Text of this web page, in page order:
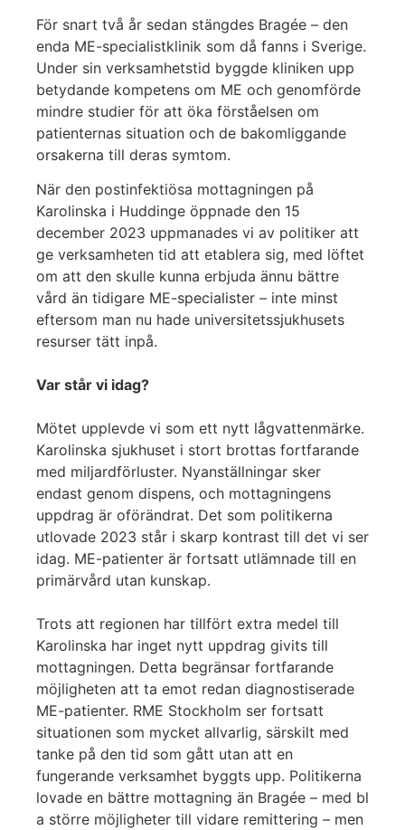
För snart två år sedan stängdes Bragée – den
enda ME-specialistklinik som då fanns i Sverige.
Under sin verksamhetstid byggde kliniken upp
betydande kompetens om ME och genomförde
mindre studier för att öka förståelsen om
patienternas situation och de bakomliggande
orsakerna till deras symtom.
När den postinfektiösa mottagningen på
Karolinska i Huddinge öppnade den 15
december 2023 uppmanades vi av politiker att
ge verksamheten tid att etablera sig, med löftet
om att den skulle kunna erbjuda ännu bättre
vård än tidigare ME-specialister – inte minst
eftersom man nu hade universitetssjukhusets
resurser tätt inpå.
Var står vi idag?
Mötet upplevde vi som ett nytt lågvattenmärke.
Karolinska sjukhuset i stort brottas fortfarande
med miljardförluster. Nyanställningar sker
endast genom dispens, och mottagningens
uppdrag är oförändrat. Det som politikerna
utlovade 2023 står i skarp kontrast till det vi ser
idag. ME-patienter är fortsatt utlämnade till en
primärvård utan kunskap.
Trots att regionen har tillfört extra medel till
Karolinska har inget nytt uppdrag givits till
mottagningen. Detta begränsar fortfarande
möjligheten att ta emot redan diagnostiserade
ME-patienter. RME Stockholm ser fortsatt
situationen som mycket allvarlig, särskilt med
tanke på den tid som gått utan att en
fungerande verksamhet byggts upp. Politikerna
lovade en bättre mottagning än Bragée – med bl
a större möjligheter till vidare remittering – men